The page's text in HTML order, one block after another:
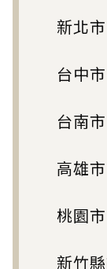
新北
台中
台南
高雄
桃園
新竹